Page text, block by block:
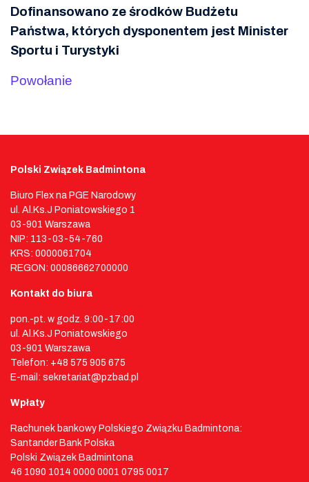
Dofinansowano ze środków Budżetu
Państwa, których dysponentem jest Minister
Sportu i Turystyki
Powołanie
Polski Związek Badmintona
Biuro Flex na PGE Narodowy
ul. Al.Ks.J Poniatowskiego 1
03-901 Warszawa
NIP: 113-03-54-760
KRS: 0000061704
REGON: 00086662700000
Kontakt do biura
pon.-pt. w godz. 9:00-17:00
ul. Al.Ks.J Poniatowskiego
03-901 Warszawa
Telefon: +48 575 905 675
E-mail: sekretariat@pzbad.pl
Wpłaty
Rachunek bankowy Polskiego Związku Badmintona:
Santander Bank Polska
Polski Związek Badmintona
46 1090 1014 0000 0001 0795 0017